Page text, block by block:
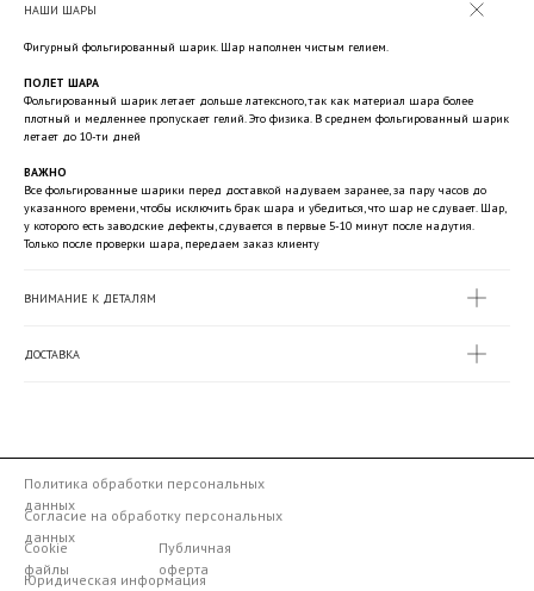
НАШИ ШАРЫ
Фигурный фольгированный шарик. Шар наполнен чистым гелием.
ПОЛЕТ ШАРА
Фольгированный шарик летает дольше латексного, так как материал шара более
плотный и медленнее пропускает гелий. Это физика. В среднем фольгированный шарик
летает до 10-ти дней
ВАЖНО
Все фольгированные шарики перед доставкой надуваем заранее, за пару часов до
указанного времени, чтобы исключить брак шара и убедиться, что шар не сдувает. Шар,
у которого есть заводские дефекты, сдувается в первые 5-10 минут после надутия.
Только после проверки шара, передаем заказ клиенту
ВНИМАНИЕ К ДЕТАЛЯМ
ДОСТАВКА
Политика обработки персональных
данных
Согласие на обработку персональных
данных
Публичная
оферта
Cookie
файлы
Юридическая информация